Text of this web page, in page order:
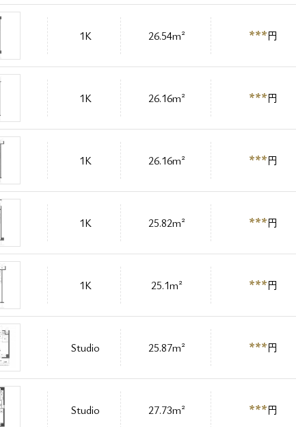
1K 26.54m² ***円
1K 26.16m² ***円
1K 26.16m² ***円
1K 25.82m² ***円
1K 25.1m² ***円
Studio 25.87m² ***円
Studio 27.73m² ***円